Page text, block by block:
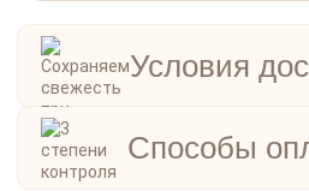
Условия
Способы